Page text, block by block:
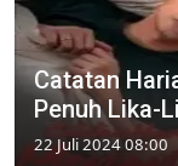
Catatan
Penuh Lika-
22 Juli 2024 08:00